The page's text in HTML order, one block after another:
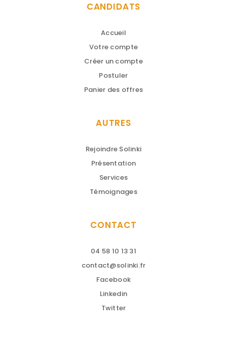
CANDIDATS
Accueil
Votre compte
Créer un compte
Postuler
Panier des offres
AUTRES
Rejoindre Solinki
Présentation
Services
Témoignages
CONTACT
04 58 10 13 31
contact@solinki.fr
Facebook
Linkedin
Twitter